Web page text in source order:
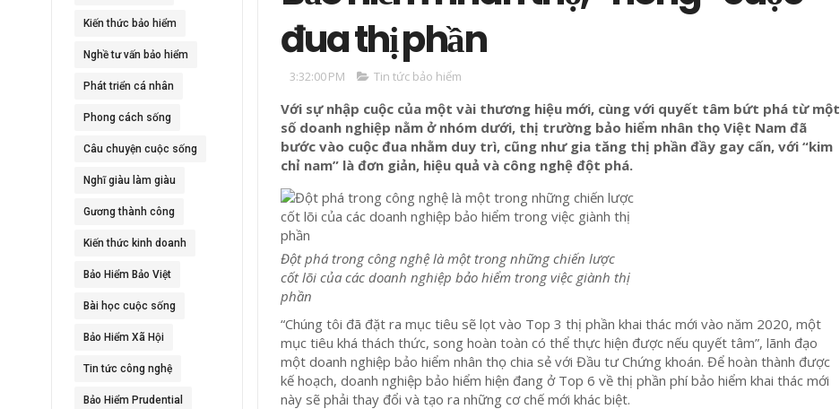
Kiến thức bảo hiểm
Nghề tư vấn bảo hiểm
Phát triển cá nhân
Phong cách sống
Câu chuyện cuộc sống
Nghĩ giàu làm giàu
Gương thành công
Kiến thức kinh doanh
Bảo Hiểm Bảo Việt
Bài học cuộc sống
Bảo Hiểm Xã Hội
Tin tức công nghệ
Bảo Hiểm Prudential
đua thị phần
3:32:00 PM Tin tức bảo hiểm
Với sự nhập cuộc của một vài thương hiệu mới, cùng với quyết tâm bứt phá từ một
số doanh nghiệp nằm ở nhóm dưới, thị trường bảo hiểm nhân thọ Việt Nam đã
bước vào cuộc đua nhằm duy trì, cũng như gia tăng thị phần đầy gay cấn, với “kim
chỉ nam” là đơn giản, hiệu quả và công nghệ đột phá.
Đột phá trong công nghệ là một trong những chiến lược
cốt lõi của các doanh nghiệp bảo hiểm trong việc giành thị
phần
“Chúng tôi đã đặt ra mục tiêu sẽ lọt vào Top 3 thị phần khai thác mới vào năm 2020, một
mục tiêu khá thách thức, song hoàn toàn có thể thực hiện được nếu quyết tâm”, lãnh đạo
một doanh nghiệp bảo hiểm nhân thọ chia sẻ với Đầu tư Chứng khoán. Để hoàn thành được
kế hoạch, doanh nghiệp bảo hiểm hiện đang ở Top 6 về thị phần phí bảo hiểm khai thác mới
này sẽ phải thay đổi và tạo ra những cơ chế mới khác biệt.